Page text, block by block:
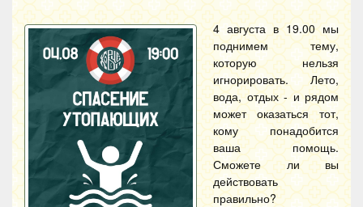
4 августа в 19.00 мы
поднимем тему,
которую нельзя
игнорировать. Лето,
вода, отдых - и рядом
может оказаться тот,
кому понадобится
ваша помощь.
Сможете ли вы
действовать
правильно?